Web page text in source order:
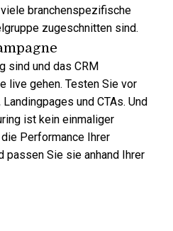
branchenspezifische
zugeschnitten sind.
sind und das CRM
live gehen. Testen Sie vor
und CTAs. Und
ist kein einmaliger
Performance Ihrer
passen Sie sie anhand Ihrer